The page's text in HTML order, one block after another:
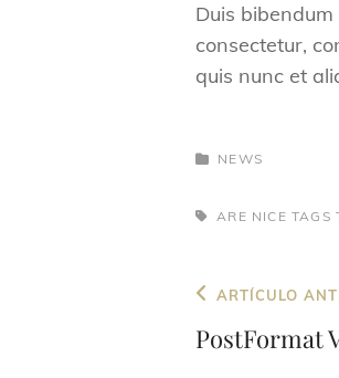
Duis
consectetur,
quis nunc et
CATEGORÍAS
NEWS
ETIQUETAS,
ARE NICE TAGS
de
Entrada
anterior
ARTÍCULO
PostFormat